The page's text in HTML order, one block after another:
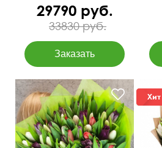
29790 руб.
33830 руб.